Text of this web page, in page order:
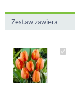
Zestaw zawiera